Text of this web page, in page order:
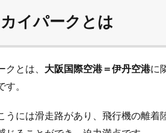
イパークとは
とは、 大阪国際空港＝伊丹空港に
。
うには滑走路があり、飛行機の離